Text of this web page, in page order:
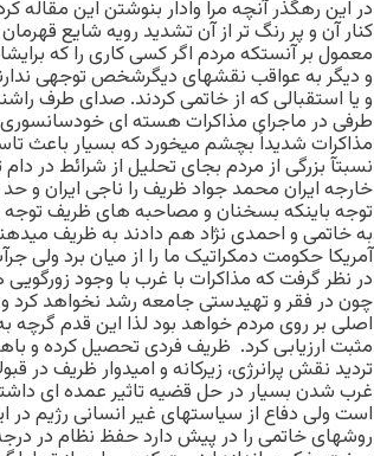
در این رهگذر آنچه مرا وادار بنوشتن این
کنار آن و پر رنگ تر از آن تشدید رویه شایع
معمول بر آنستکه مردم اگر کسی کاری را که
و دیگر به عواقب نقشهای دیگرشخص توجهی
و یا استقبالی که از خاتمی کردند. صدای طرف
طرفی در ماجرای مذاکرات هسته ای خودسانسوری
مذاکرات شدیداً بچشم میخورد که بسیار باعث
نسبتآ بزرگی از مردم بجای تحلیل از شرائط در
خارجه ایران محمد جواد ظریف را ناجی ایران و حد
توجه باینکه بسخنان و مصاحبه های ظریف توجه
به خاتمی و احمدی نژاد هم دادند به ظریف
آمریکا حکومت دمکراتیک ما را از میان برد ولی
در نظر گرفت که مذاکرات با غرب با وجود
چون در فقر و تهیدستی جامعه رشد نخواهد کرد و
اصلی بر روی مردم خواهد بود لذا این قدم گرچه
مثبت ارزیابی کرد. ظریف فردی تحصیل کرده و
تردید نقش پرانرژی، زیرکانه و امیدوار ظریف در
غرب شدن بسیار در حل قضیه تاثیر عمده ای
است ولی دفاع از سیاستهای غیر انسانی رژیم در
روشهای خاتمی را در پیش دارد حفظ نظام در درجه